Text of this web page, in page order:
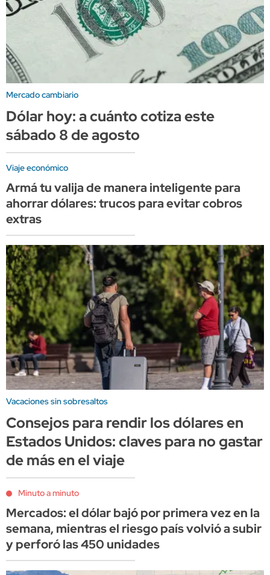
Mercado cambiario
Dólar hoy: a cuánto cotiza este
sábado 8 de agosto
Viaje económico
Armá tu valija de manera inteligente para
ahorrar dólares: trucos para evitar cobros
extras
Vacaciones sin sobresaltos
Consejos para rendir los dólares en
Estados Unidos: claves para no gastar
de más en el viaje
Minuto a minuto
Mercados: el dólar bajó por primera vez en la
semana, mientras el riesgo país volvió a subir
y perforó las 450 unidades